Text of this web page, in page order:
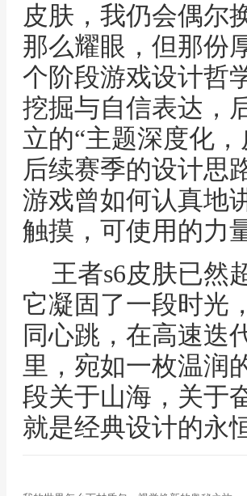
皮肤，我仍会偶尔
那么耀眼，但那份
个阶段游戏设计哲
挖掘与自信表达，
立的“主题深度化
后续赛季的设计思
游戏曾如何认真地
触摸，可使用的力
王者s6皮肤已然
它凝固了一段时光
同心跳，在高速迭
里，宛如一枚温润
段关于山海，关于
就是经典设计的永